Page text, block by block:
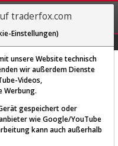
REGIS-
TRIEREN
nur für
traderfox.com
Einstellungen)
unsere Website technisch
wir außerdem Dienste
Videos,
Werbung.
gespeichert oder
wie Google/YouTube
kann auch außerhalb